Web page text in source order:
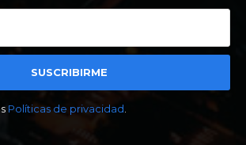
SUSCRIBIRME
Políticas de privacidad